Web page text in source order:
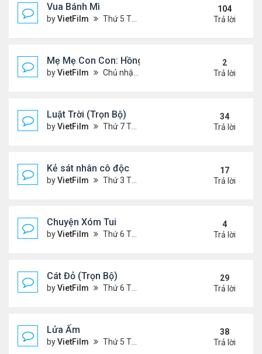
Vua Bánh Mì
byVietFilm Thứ 5 Tháng 10 15, 2020 1:26 pm
104
Trả lời
Mẹ Mẹ Con Con: Hồng Vân, Đại Nghĩa
byVietFilm Chủ nhật Tháng 12 20, 2020 8:06 pm
2
Trả lời
Luật Trời (Trọn Bộ)
byVietFilm Thứ 7 Tháng 10 17, 2020 9:19 pm
34
Trả lời
Kẻ sát nhân cô độc
byVietFilm Thứ 3 Tháng 11 10, 2020 9:58 am
17
Trả lời
Chuyện Xóm Tui
byVietFilm Thứ 6 Tháng 11 06, 2020 4:47 pm
4
Trả lời
Cát Đỏ (Trọn Bộ)
byVietFilm Thứ 6 Tháng 11 06, 2020 2:02 pm
29
Trả lời
Lửa Ấm
byVietFilm Thứ 5 Tháng 11 05, 2020 11:33 pm
38
Trả lời